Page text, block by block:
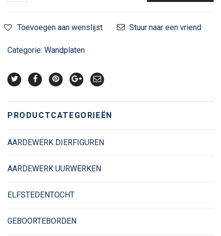
Toevoegen aan wenslijst Stuur naar een vriend
Categorie: Wandplaten
PRODUCTCATEGORIEËN
AARDEWERK DIERFIGUREN
AARDEWERK UURWERKEN
ELFSTEDENTOCHT
GEBOORTEBORDEN